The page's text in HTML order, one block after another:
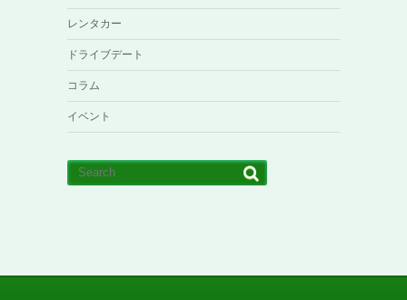
レンタカー
ドライブデート
コラム
イベント